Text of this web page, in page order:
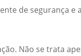
de segurança e
Não se trata